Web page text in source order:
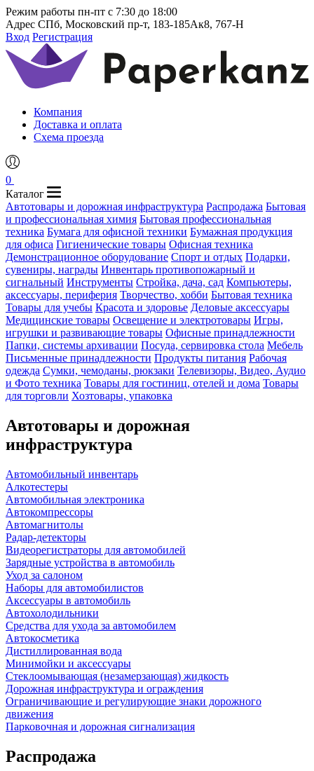
Режим работы пн-пт с 7:30 до 18:00
Адрес СПб, Московский пр-т, 183-185Ак8, 767-Н
Вход Регистрация
Компания
Доставка и оплата
Схема проезда
0
Каталог
Автотовары и дорожная инфраструктура Распродажа Бытовая
и профессиональная химия Бытовая профессиональная
техника Бумага для офисной техники Бумажная продукция
для офиса Гигиенические товары Офисная техника
Демонстрационное оборудование Спорт и отдых Подарки,
сувениры, награды Инвентарь противопожарный и
сигнальный Инструменты Стройка, дача, сад Компьютеры,
аксессуары, периферия Творчество, хобби Бытовая техника
Товары для учебы Красота и здоровье Деловые аксессуары
Медицинские товары Освещение и электротовары Игры,
игрушки и развивающие товары Офисные принадлежности
Папки, системы архивации Посуда, сервировка стола Мебель
Письменные принадлежности Продукты питания Рабочая
одежда Сумки, чемоданы, рюкзаки Телевизоры, Видео, Аудио
и Фото техника Товары для гостиниц, отелей и дома Товары
для торговли Хозтовары, упаковка
Автотовары и дорожная
инфраструктура
Автомобильный инвентарь
Алкотестеры
Автомобильная электроника
Автокомпрессоры
Автомагнитолы
Радар-детекторы
Видеорегистраторы для автомобилей
Зарядные устройства в автомобиль
Уход за салоном
Наборы для автомобилистов
Аксессуары в автомобиль
Автохолодильники
Средства для ухода за автомобилем
Автокосметика
Дистиллированная вода
Минимойки и аксессуары
Стеклоомывающая (незамерзающая) жидкость
Дорожная инфраструктура и ограждения
Ограничивающие и регулирующие знаки дорожного
движения
Парковочная и дорожная сигнализация
Распродажа